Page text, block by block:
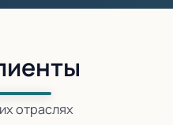
отраслях